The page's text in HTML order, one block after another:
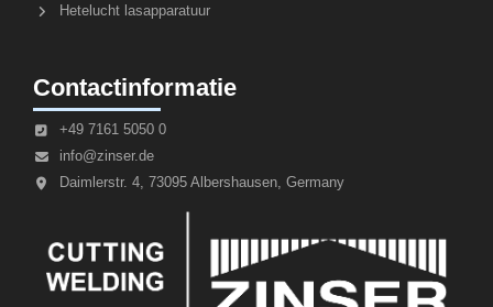
Hetelucht lasapparatuur
Contactinformatie
+49 7161 5050 0
info@zinser.de
Daimlerstr. 4, 73095 Albershausen, Germany